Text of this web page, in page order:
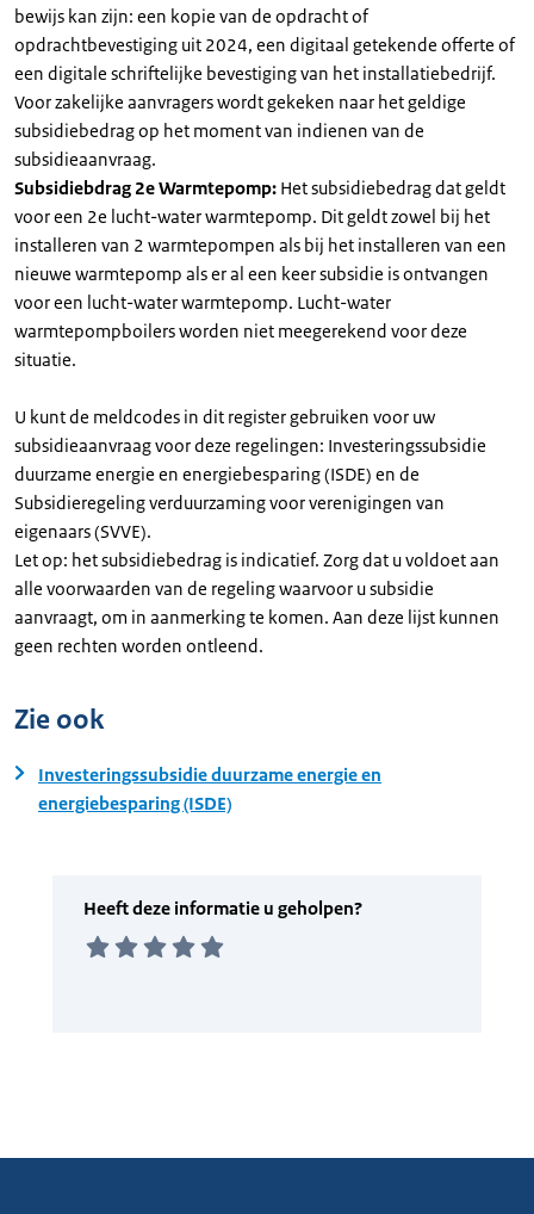
bewijs kan zijn: een kopie van de opdracht of
opdrachtbevestiging uit 2024, een digitaal getekende offerte of
een digitale schriftelijke bevestiging van het installatiebedrijf.
Voor zakelijke aanvragers wordt gekeken naar het geldige
subsidiebedrag op het moment van indienen van de
subsidieaanvraag.
Subsidiebdrag 2e Warmtepomp: Het subsidiebedrag dat geldt
voor een 2e lucht-water warmtepomp. Dit geldt zowel bij het
installeren van 2 warmtepompen als bij het installeren van een
nieuwe warmtepomp als er al een keer subsidie is ontvangen
voor een lucht-water warmtepomp. Lucht-water
warmtepompboilers worden niet meegerekend voor deze
situatie.
U kunt de meldcodes in dit register gebruiken voor uw
subsidieaanvraag voor deze regelingen: Investeringssubsidie
duurzame energie en energiebesparing (ISDE) en de
Subsidieregeling verduurzaming voor verenigingen van
eigenaars (SVVE).
Let op: het subsidiebedrag is indicatief. Zorg dat u voldoet aan
alle voorwaarden van de regeling waarvoor u subsidie
aanvraagt, om in aanmerking te komen. Aan deze lijst kunnen
geen rechten worden ontleend.
Zie ook
Investeringssubsidie duurzame energie en
energiebesparing (ISDE)